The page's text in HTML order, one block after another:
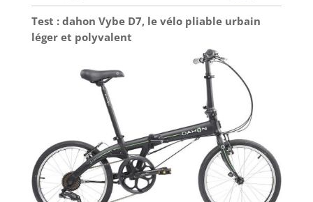
Test : dahon Vybe D7, le vélo pliable urbain
léger et polyvalent